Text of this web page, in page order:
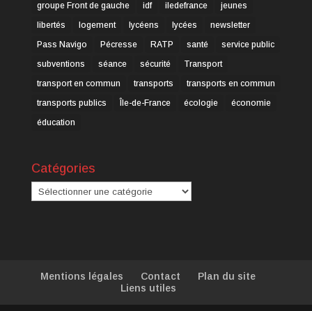
groupe Front de gauche
idf iledefrance
jeunes
libertés
logement lycéens lycées
newsletter
Pass Navigo
Pécresse RATP santé
service public
subventions
séance sécurité
Transport
transport en commun
transports
transports en commun
transports publics
Île-de-France écologie
économie
éducation
Catégories
Catégories
Mentions légales Contact
Plan du site
Liens utiles